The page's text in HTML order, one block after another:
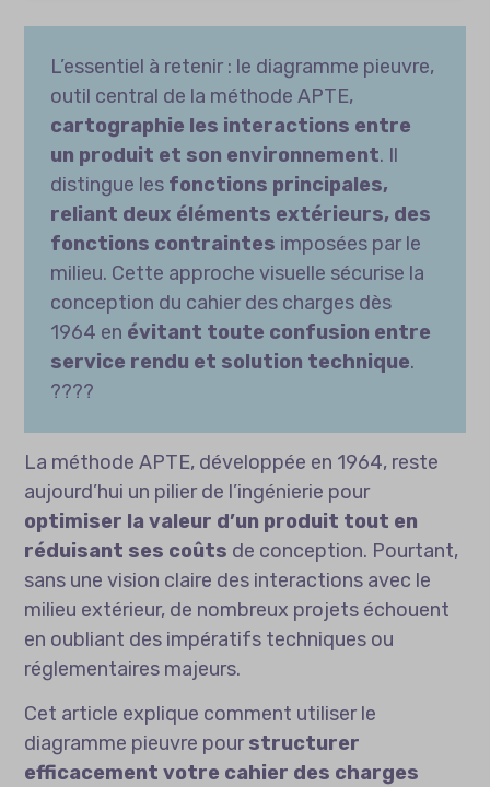
L’essentiel à retenir : le diagramme pieuvre,
outil central de la méthode APTE,
cartographie les interactions entre
un produit et son environnement. Il
distingue les fonctions principales,
reliant deux éléments extérieurs, des
fonctions contraintes imposées par le
milieu. Cette approche visuelle sécurise la
conception du cahier des charges dès
1964 en évitant toute confusion entre
service rendu et solution technique.
????
La méthode APTE, développée en 1964, reste
aujourd’hui un pilier de l’ingénierie pour
optimiser la valeur d’un produit tout en
réduisant ses coûts de conception. Pourtant,
sans une vision claire des interactions avec le
milieu extérieur, de nombreux projets échouent
en oubliant des impératifs techniques ou
réglementaires majeurs.
Cet article explique comment utiliser le
diagramme pieuvre pourstructurer
efficacement votre cahier des charges